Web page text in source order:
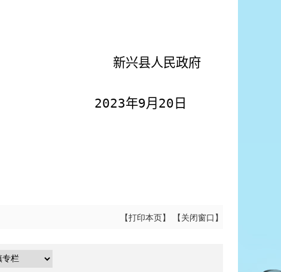
政府
23年9月 20 日
【打印本页】 【关闭窗口 】